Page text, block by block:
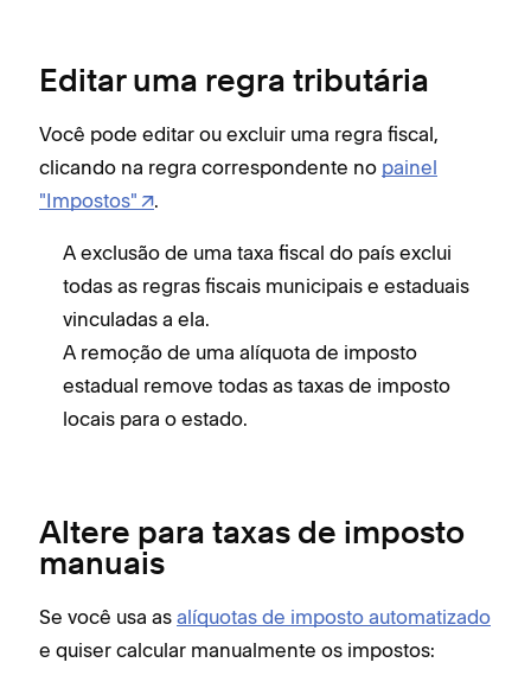
Editar uma regra tributária
Você pode editar ou excluir uma regra fiscal,
clicando na regra correspondente no painel
"Impostos"
.
A exclusão de uma taxa fiscal do país exclui
todas as regras fiscais municipais e estaduais
vinculadas a ela.
A remoção de uma alíquota de imposto
estadual remove todas as taxas de imposto
locais para o estado.
Altere para taxas de imposto
manuais
Se você usa as alíquotas de imposto automatizado
e quiser calcular manualmente os impostos: